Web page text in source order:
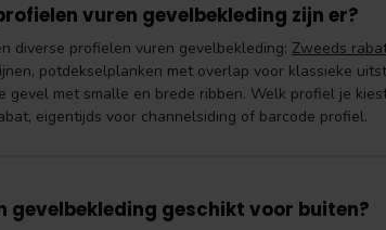
vuren gevelbekleding zijn er?
diverse profielen vuren gevelbekleding: Zweeds
potdekselplanken met overlap voor klassieke
gevel met smalle en brede ribben. Welk profiel je
eigentijds voor channelsiding of barcode profiel.
gevelbekleding geschikt voor buiten?